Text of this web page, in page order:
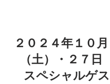
２０２４年１０
（土）・２７日
スペシャルゲ